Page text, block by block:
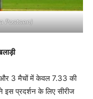
Postsen)
और 3 मैचों में केवल 7.33 की
प्रदर्शन के लिए सीरीज